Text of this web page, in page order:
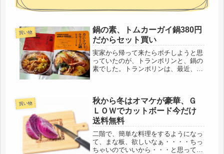
買い物
鍋の素、トムカーガイ鍋380円
だからセット買い
実家から帰って来たらポチしようと思
っていたのが、トランボリンと、鍋の
素でした。トランポリンは、最近、Ｔ
ツですが。よく調べて買う予定です。
も...
買い物
秋から冬はオマケが豪華、Ｇ
ＬＯＷでカットボード今だけ
送料無料
二階で、簡単な料理をするようになっ
て、まな板、欲しいなぁ・・・・ちっ
ちゃいのでいいから・・・と思ってい